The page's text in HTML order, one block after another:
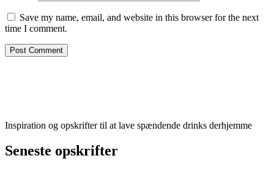
Save my name, email, and website in this browser for the next
time I comment.
Inspiration og opskrifter til at lave spændende drinks derhjemme
Seneste opskrifter